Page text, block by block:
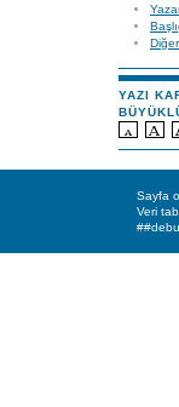
YAZI
Sayfa
Veri